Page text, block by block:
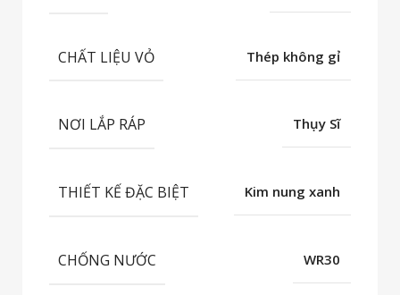
CHẤT LIỆU VỎ Thép không gỉ
NƠI LẮP RÁP Thụy Sĩ
THIẾT KẾ ĐẶC BIỆT Kim nung xanh
CHỐNG NƯỚC WR30